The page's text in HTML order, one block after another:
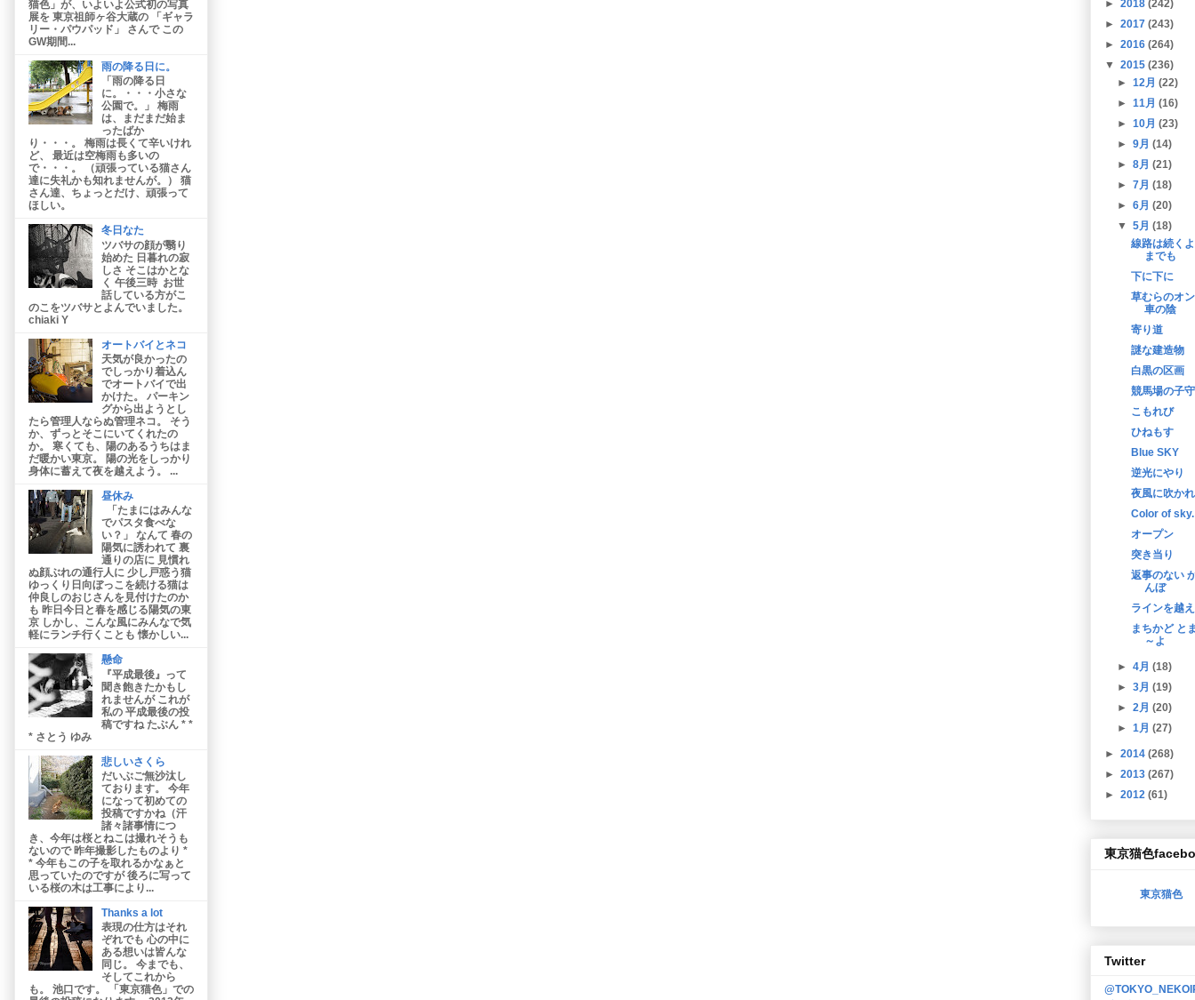
猫色」が、いよいよ公式初の写真
展を 東京祖師ヶ谷大蔵の 「ギャラ
リー・パウパッド」 さんで この
GW期間...
雨の降る日に。
「雨の降る日
に。・・・小さな
公園で。」 梅雨
は、まだまだ始ま
ったばか
り・・・。 梅雨は長くて辛いけれ
ど、 最近は空梅雨も多いの
で・・・。 （頑張っている猫さん
達に失礼かも知れませんが。） 猫
さん達、ちょっとだけ、頑張って
ほしい。
冬日なた
ツバサの顔が翳り
始めた 日暮れの寂
しさ そこはかとな
く 午後三時 お世
話している方がこ
のこをツバサとよんでいました。
chiaki Y
オートバイとネコ
天気が良かったの
でしっかり着込ん
でオートバイで出
かけた。 パーキン
グから出ようとし
たら管理人ならぬ管理ネコ。 そう
か、ずっとそこにいてくれたの
か。 寒くても、陽のあるうちはま
だ暖かい東京。 陽の光をしっかり
身体に蓄えて夜を越えよう。 ...
昼休み
「たまにはみんな
でパスタ食べな
い？」 なんて 春の
陽気に誘われて 裏
通りの店に 見慣れ
ぬ顔ぶれの通行人に 少し戸惑う猫
ゆっくり日向ぼっこを続ける猫は
仲良しのおじさんを見付けたのか
も 昨日今日と春を感じる陽気の東
京 しかし、こんな風にみんなで気
軽にランチ行くことも 懐かしい...
懸命
『平成最後』って
聞き飽きたかもし
れませんが これが
私の 平成最後の投
稿ですね たぶん * *
* さとう ゆみ
悲しいさくら
だいぶご無沙汰し
ております。 今年
になって初めての
投稿ですかね（汗
諸々諸事情につ
き、今年は桜とねこは撮れそうも
ないので 昨年撮影したものより *
* 今年もこの子を取れるかなぁと
思っていたのですが 後ろに写って
いる桜の木は工事により...
Thanks a lot
表現の仕方はそれ
ぞれでも 心の中に
ある想いは皆んな
同じ。 今までも、
そしてこれから
も。 池口です。 「東京猫色」での
► 2018 (242)
► 2017 (243)
► 2016 (264)
▼ 2015 (236)
►12月(22)
►11月(16)
►10月(23)
►9月(14)
►8月(21)
►7月(18)
►6月(20)
▼5月(18)
線路は続く
までも
下に下に
草むらのオ
車の陰
寄り道
謎な建造物
白黒の区画
競馬場の子
こもれび
ひねもす
Blue SKY
逆光にやり
夜風に吹か
Color of sky.
オープン
突き当り
返事のない
んぼ
ラインを越
まちかど と
～よ
►4月(18)
►3月(19)
►2月(20)
►1月(27)
► 2014 (268)
► 2013 (267)
► 2012 (61)
東京猫色
東京猫色
Twitter